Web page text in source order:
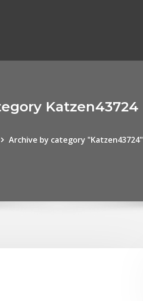
Katzen43724
Archive by category "Katzen43724"